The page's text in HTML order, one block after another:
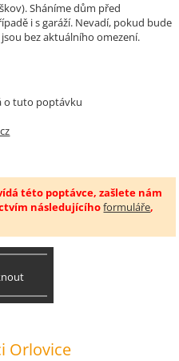
Sháníme dům před
i s garáží. Nevadí, pokud bude
bez aktuálního omezení.
o tuto poptávku
této poptávce, zašlete nám
následujícíhoformuláře,
Orlovice